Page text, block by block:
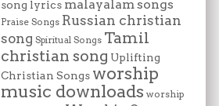
song lyrics malayalam songs
Praise Songs Russian christian
song Spiritual Songs Tamil
christian song Uplifting
Christian Songs worship
music downloads worship